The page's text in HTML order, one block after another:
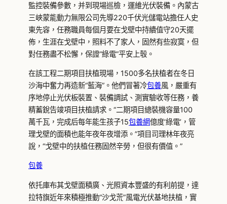
監控裝備參數，并到現場巡檢，運維光伏裝備。內蒙古
三峽蒙能動力無限公司先導220千伏光儲電站擔任人史
東先容，任務職員每個月要在戈壁中持續值守20天擺
佈，生涯在戈壁中，照料不了家人，固然有些寂寞，但
對任務盡不松懈，保證“綠電”平安上彀。
在該工程二期項目扶植現場，1500多名扶植者在冬日
沙海中奮力再造新“藍海”。他們冒著冷包養風，嚴重有
序地停止光伏板裝置、裝備調試、測實驗收等任務，養
精蓄銳告竣項目扶植請求。“二期項目總裝機容量100
萬千瓦，完成后每年能生孩子15包養網億度‘綠電’，管
理戈壁的面積也能年夜年夜增添。”項目司理林年夜亮
說，“戈壁中的扶植任務固然辛勞，但很有價值。”
包養
依托庫布其戈壁面積廣、光照資本豐盛的有利前提，達
拉特旗近年來積極推動“沙戈荒”風電光伏基地扶植，實